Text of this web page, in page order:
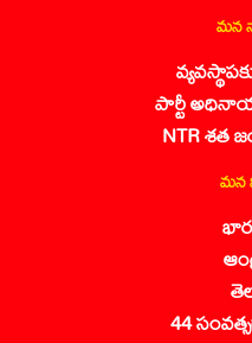
మన
పార్టీ
NTR శత
మన
44